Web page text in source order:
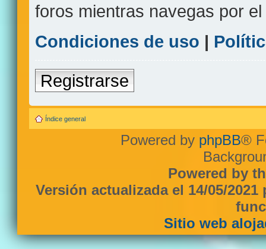
foros mientras navegas por el
Condiciones de uso |
Registrarse
Índice general
Powered by phpBB®
Powered by
Versión actualizada el 14/05/
Sitio web